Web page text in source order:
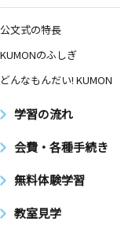
公文式の特長
KUMONのふしぎ
どんなもんだい! KUMON
学習の流れ
会費・各種手続き
無料体験学習
教室見学